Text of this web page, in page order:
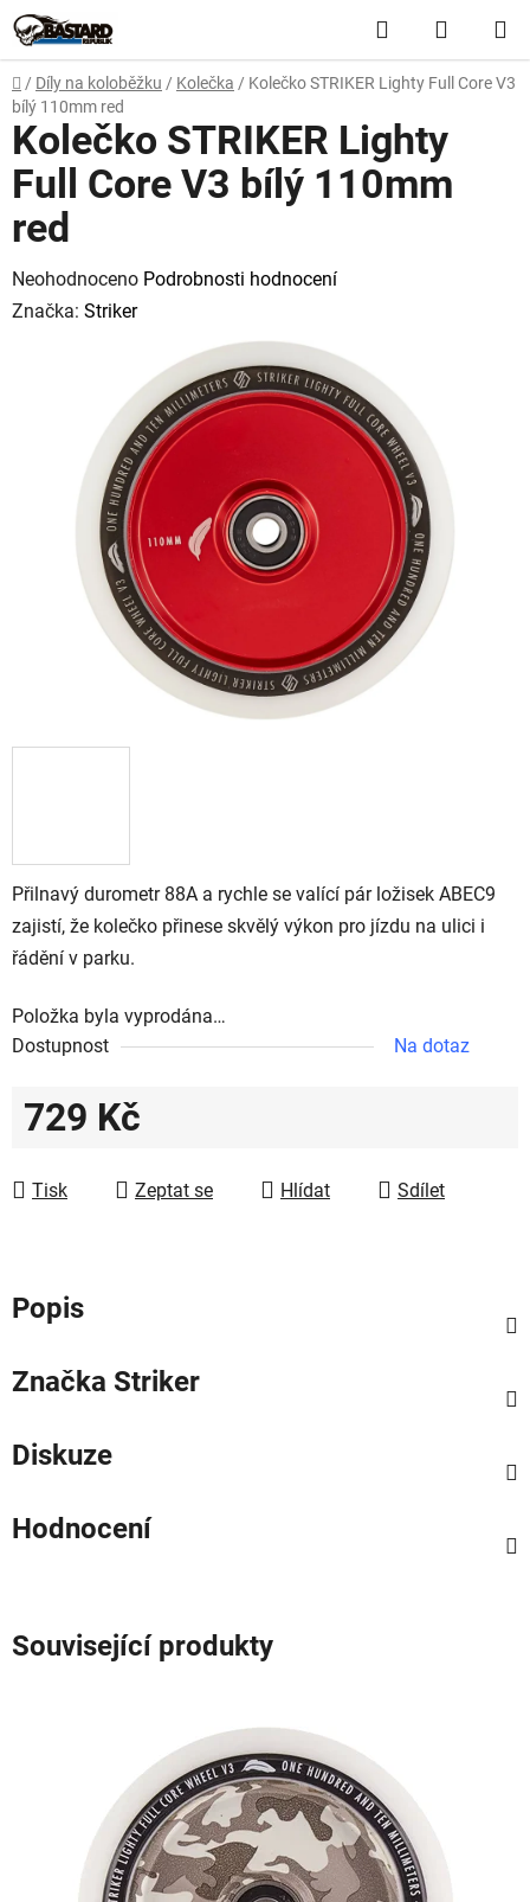
Přejít
na
obsah
Hledat
KOŠÍK
Domů
/ Díly na koloběžku / Kolečka / Kolečko STRIKER Lighty Full Core V3
bílý 110mm red
Přilnavý durometr 88A a rychle se valící pár ložisek ABEC9
zajistí, že kolečko přinese skvělý výkon pro jízdu na ulici i
řádění v parku.
Položka byla vyprodána…
Dostupnost
Na dotaz
729 Kč
Tisk
Zeptat se Hlídat Sdílet
Kolečko STRIKER Lighty
Full Core V3 bílý 110mm
red
Průměrné
hodnocení
Neohodnoceno Podrobnosti hodnocení
Značka: Striker
Popis
Značka Striker
Diskuze
Hodnocení
Související produkty